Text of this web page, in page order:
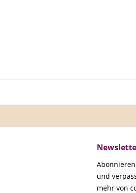
und
mehr von